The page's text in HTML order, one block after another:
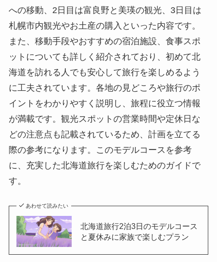
への移動、2日目は富良野と美瑛の観光、3日目は
札幌市内観光やお土産の購入といった内容です。
また、移動手段やおすすめの宿泊施設、食事スポ
ットについても詳しく紹介されており、初めて北
海道を訪れる人でも安心して旅行を楽しめるよう
に工夫されています。各地の見どころや旅行のポ
イントをわかりやすく説明し、旅程に役立つ情報
が満載です。観光スポットの営業時間や定休日な
どの注意点も記載されているため、計画を立てる
際の参考になります。このモデルコースを参考
に、充実した北海道旅行を楽しむためのガイドで
す。
あわせて読みたい
北海道旅行2泊3日のモデルコース
と夏休みに家族で楽しむプラン